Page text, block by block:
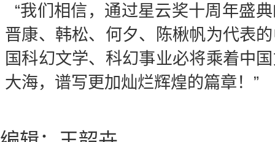
“我们相信，通过星云奖十周年盛
晋康、韩松、何夕、陈楸帆为代表
国科幻文学、科幻事业必将乘着中
大海，谱写更加灿烂辉煌的篇章！”